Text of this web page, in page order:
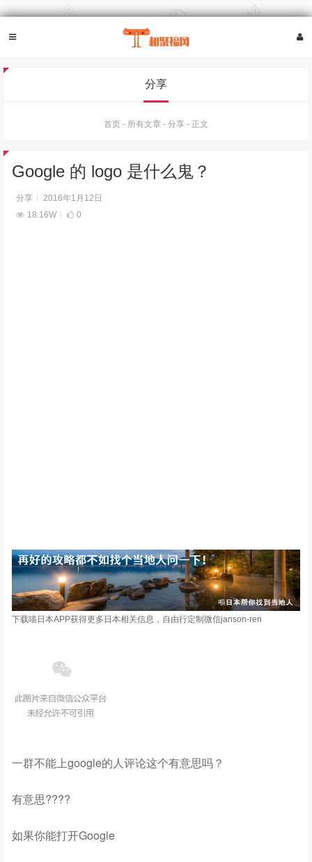
分享
首页 - 所有文章 - 分享 - 正文
Google 的 logo 是什么鬼？
分享
2016年1月12日
18.16W
0
下载喵日本APP获得更多日本相关信息，自由行定制微信janson-ren
一群不能上google的人评论这个有意思吗？
有意思????
如果你能打开Google